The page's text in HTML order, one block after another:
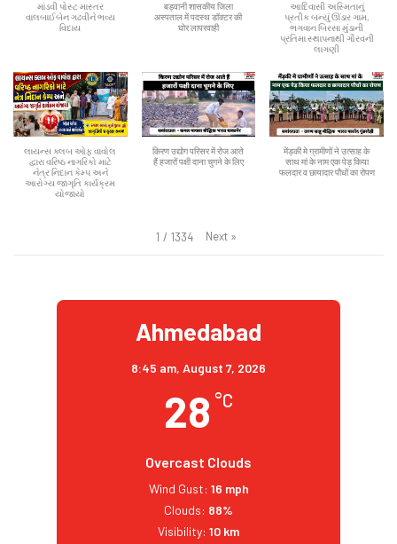
માંડવી પોસ્ટ માસ્તર
વાલબાઈબેન ગઢવીને ભવ્ય
વિદાય
बड़वानी शासकीय जिला
अस्पताल में पदस्थ डॉक्टर की
घोर लापरवाही
આદિવાસી અસ્મિતાનું
પ્રતીક બન્યું ઊંડાર ગામ,
ભગવાન બિરસા મુંડાની
પ્રતિમા સ્થાપનાથી ગૌરવની
લાગણી
લાયન્સ ક્લબ ઓફ વાવોલ
દ્વારા વરિષ્ઠ નાગરિકો માટે
નેત્ર નિદાન કેમ્પ અને
આરોગ્ય જાગૃતિ કાર્યક્રમ
યોજાયો
किरण उद्योग परिसर में रोज आते
हैं हजारों पक्षी दाना चुगने के लिए
मेंड़की मे ग्रामीणों ने उत्साह के
साथ मां के नाम एक पेड़ किया
फलदार व छायादार पौधों का रोपण
1 / 1334 Next »
Ahmedabad
8:45 am, August 7, 2026
28 °C
Overcast Clouds
Wind Gust: 16 mph
Clouds: 88%
Visibility: 10 km